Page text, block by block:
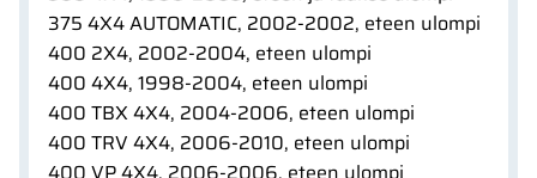
375 4X4 AUTOMATIC, 2002-2002, eteen ulompi
400 2X4, 2002-2004, eteen ulompi
400 4X4, 1998-2004, eteen ulompi
400 TBX 4X4, 2004-2006, eteen ulompi
400 TRV 4X4, 2006-2010, eteen ulompi